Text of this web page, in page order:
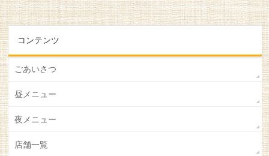
コンテンツ
ごあいさつ
昼メニュー
夜メニュー
店舗一覧